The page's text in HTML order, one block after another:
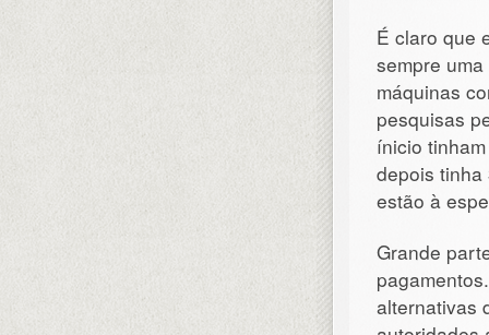
É claro que
sempre
máquinas
pesquisas
ínicio
depois
estão à
Grande
alternativas